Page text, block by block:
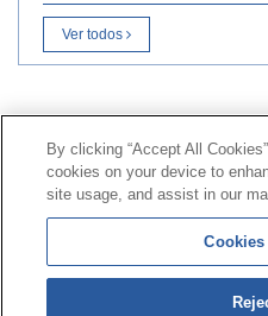
Ver todos
Contacto|Perfil del
Línea Universal 900 203 203
Prestaciones Especiales
© Mutua Universal 2026 |
Política de Protección
By clicking “Accept All
cookies on your device to
site usage, and assist in our